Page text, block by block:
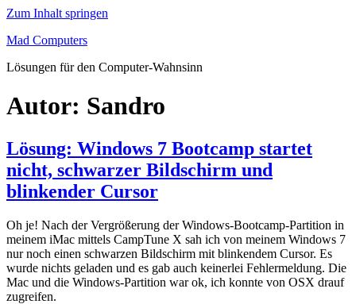
Zum Inhalt springen
Mad Computers
Lösungen für den Computer-Wahnsinn
Autor: Sandro
Lösung: Windows 7 Bootcamp startet
nicht, schwarzer Bildschirm und
blinkender Cursor
Oh je! Nach der Vergrößerung der Windows-Bootcamp-Partition in
meinem iMac mittels CampTune X sah ich von meinem Windows 7
nur noch einen schwarzen Bildschirm mit blinkendem Cursor. Es
wurde nichts geladen und es gab auch keinerlei Fehlermeldung. Die
Mac und die Windows-Partition war ok, ich konnte von OSX drauf
zugreifen.